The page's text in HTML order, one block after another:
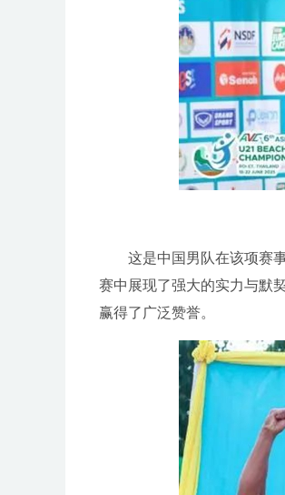
这是中国男队在该项赛事
赛中展现了强大的实力与默
赢得了广泛赞誉。